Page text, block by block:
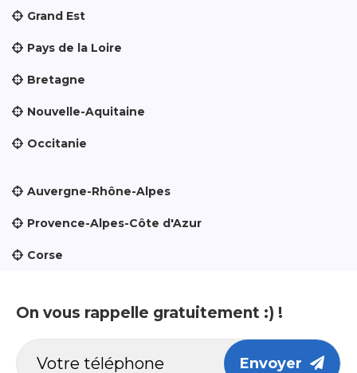
Grand Est
Pays de la Loire
Bretagne
Nouvelle-Aquitaine
Occitanie
Auvergne-Rhône-Alpes
Provence-Alpes-Côte d'Azur
Corse
On vous rappelle gratuitement :) !
Envoyer